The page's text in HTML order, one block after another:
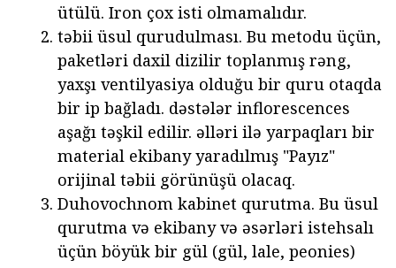
ütülü. Iron çox isti olmamalıdır.
təbii üsul qurudulması. Bu metodu üçün,
paketləri daxil dizilir toplanmış rəng,
yaxşı ventilyasiya olduğu bir quru otaqda
bir ip bağladı. dəstələr inflorescences
aşağı təşkil edilir. əlləri ilə yarpaqları bir
material ekibany yaradılmış "Payız"
orijinal təbii görünüşü olacaq.
Duhovochnom kabinet qurutma. Bu üsul
qurutma və ekibany və əsərləri istehsalı
üçün böyük bir gül (gül, lale, peonies)